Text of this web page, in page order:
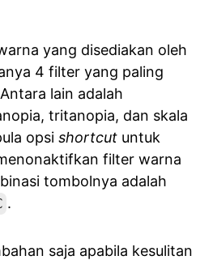
yang disediakan oleh
4 filter yang paling
lain adalah
tritanopia, dan skala
opsi shortcut untuk
filter warna
tombolnya adalah
.
saja apabila kesulitan